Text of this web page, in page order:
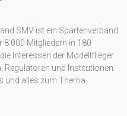
SMV ist ein Spartenverband
8'000 Mitgliedern in 180
Interessen der Modellflieger
Regulatoren und Institutionen.
und alles zum Thema